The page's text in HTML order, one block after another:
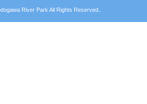
River Park All Rights Reserved..